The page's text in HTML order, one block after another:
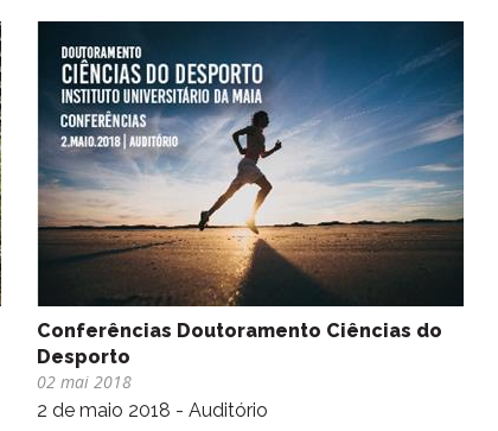
Conferências Doutoramento Ciências do
Desporto
02 mai 2018
2 de maio 2018 - Auditório